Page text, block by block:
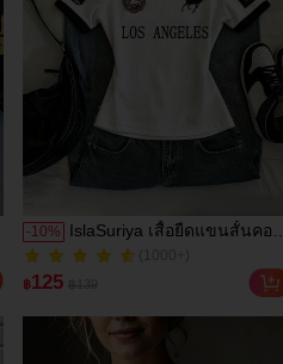
-10%
IslaSuriya เสื้อยืดแขนสั้นคอวี
พิมพ์ลายสีตัดกันสำหรับผู้หญิง
(1000+)
800+ ขายแล้ว
฿125